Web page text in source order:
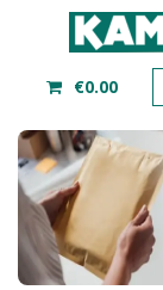
€0.00